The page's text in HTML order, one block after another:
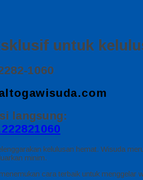
untuk
1060
langsung:
kelulusan hemat. Wisuda
minim.
cara terbaik untuk